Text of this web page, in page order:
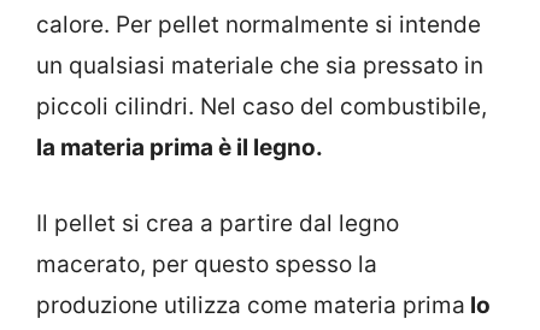
calore. Per pellet normalmente si intende
un qualsiasi materiale che sia pressato in
piccoli cilindri. Nel caso del combustibile,
la materia prima è il legno.
Il pellet si crea a partire dal legno
macerato, per questo spesso la
produzione utilizza come materia prima lo